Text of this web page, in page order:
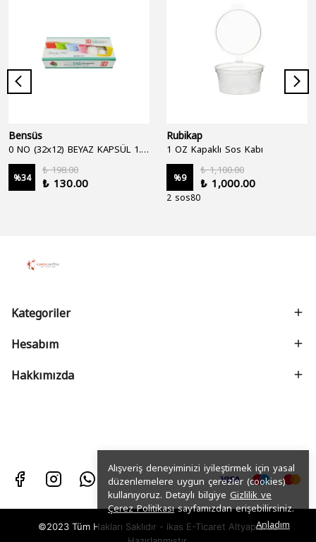
Alışveriş deneyiminizi iyileştirmek için yasal
düzenlemelere uygun çerezler (cookies)
kullanıyoruz. Detaylı bilgiye Gizlilik ve
Çerez Politikasısayfamızdan erişebilirsiniz.
Anladım
Bensüs
%34
₺ 198.00
₺ 130.00
Rubikap
1 OZ Kapaklı Sos Kabı
%9
₺ 1,100.00
₺ 1,000.00
2 sos80
Kategoriler
Hesabım
Hakkımızda
©2023 Tüm Hakları Saklıdır - ikas E-Ticaret Altyapısı ile